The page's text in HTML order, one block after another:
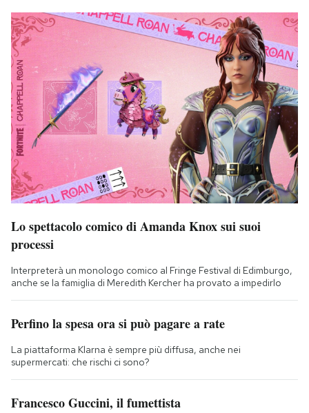
Lo spettacolo comico di Amanda Knox sui suoi
processi
Interpreterà un monologo comico al Fringe Festival di Edimburgo,
anche se la famiglia di Meredith Kercher ha provato a impedirlo
Perfino la spesa ora si può pagare a rate
La piattaforma Klarna è sempre più diffusa, anche nei
supermercati: che rischi ci sono?
Francesco Guccini, il fumettista